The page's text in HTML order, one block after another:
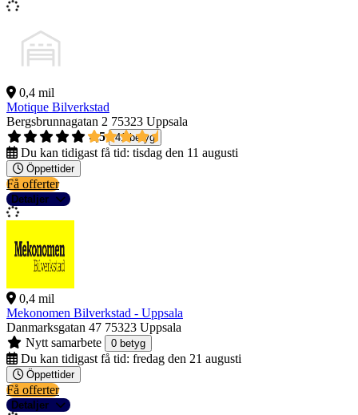
0,4 mil
Motique Bilverkstad
Bergsbrunnagatan 2 75323 Uppsala
4,5
41 betyg
Du kan tidigast få tid: tisdag den 11 augusti
Öppettider
Få offerter
Detaljer
0,4 mil
Mekonomen Bilverkstad - Uppsala
Danmarksgatan 47 75323 Uppsala
Nytt samarbete
0 betyg
Du kan tidigast få tid: fredag den 21 augusti
Öppettider
Få offerter
Detaljer